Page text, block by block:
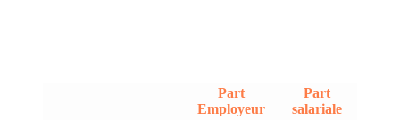
Part
Employeur
Part
salariale